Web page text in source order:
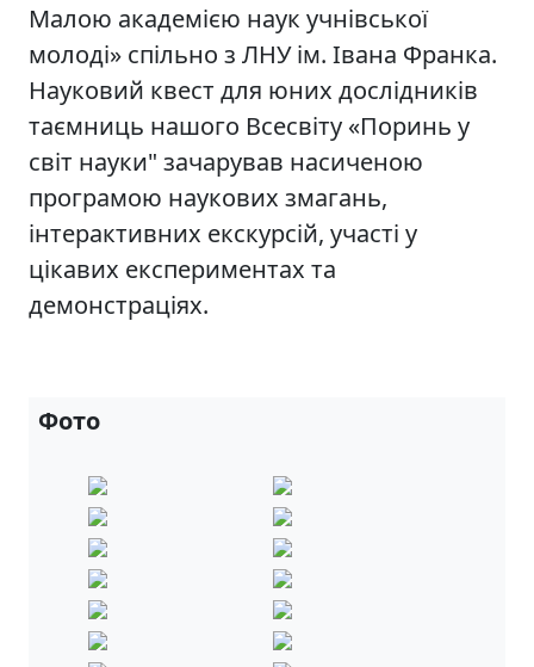
Малою академією наук учнівської
молоді» спільно з ЛНУ ім. Івана Франка.
Науковий квест для юних дослідників
таємниць нашого Всесвіту «Поринь у
світ науки" зачарував насиченою
програмою наукових змагань,
інтерактивних екскурсій, участі у
цікавих експериментах та
демонстраціях.
Фото